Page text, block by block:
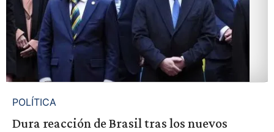
POLÍTICA
Dura reacción de Brasil tras los nuevos